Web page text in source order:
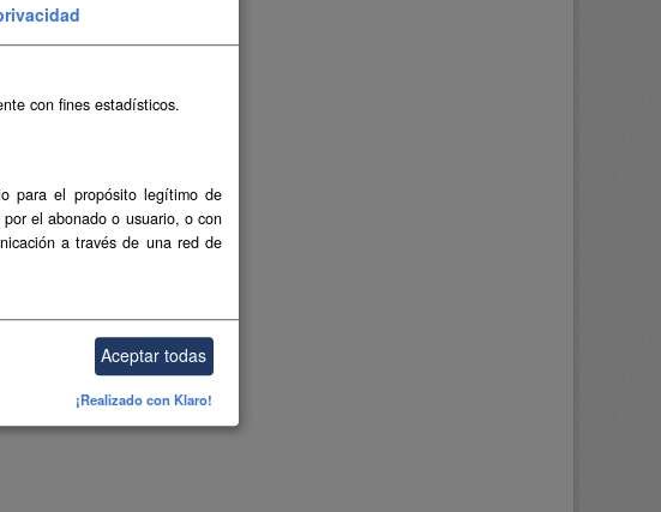
con fines estadísticos.
para el propósito legítimo de
el abonado o usuario, o con
a través de una red de
Aceptar todas
¡Realizado con Klaro!